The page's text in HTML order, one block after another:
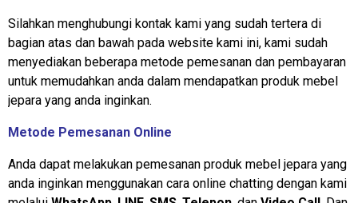
Silahkan menghubungi kontak kami yang sudah tertera di
bagian atas dan bawah pada website kami ini, kami sudah
menyediakan beberapa metode pemesanan dan pembayaran
untuk memudahkan anda dalam mendapatkan produk mebel
jepara yang anda inginkan.
Metode Pemesanan Online
Anda dapat melakukan pemesanan produk mebel jepara yang
anda inginkan menggunakan cara online chatting dengan kami